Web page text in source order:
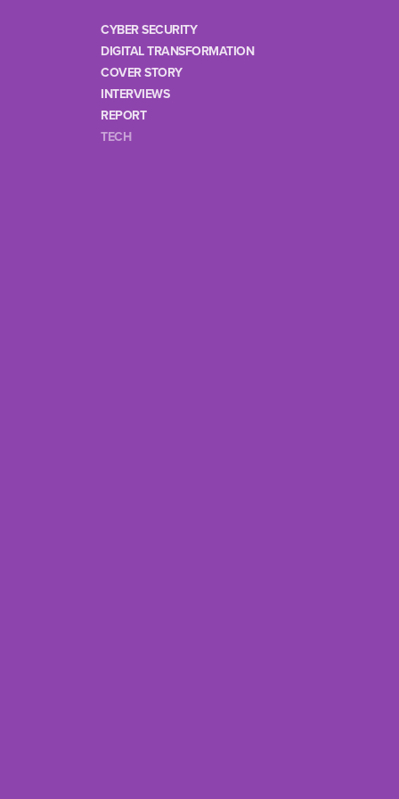
CYBER SECURITY
DIGITAL TRANSFORMATION
COVER STORY
INTERVIEWS
REPORT
TECH